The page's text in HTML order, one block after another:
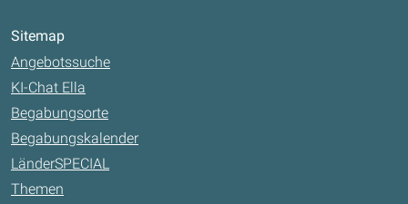
Sitemap
Angebotssuche
KI-Chat Ella
Begabungsorte
Begabungskalender
LänderSPECIAL
Themen